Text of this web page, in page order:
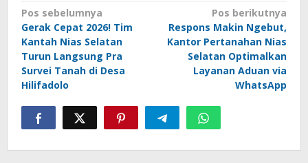
Navigasi
pos
Pos sebelumnya
Gerak Cepat 2026! Tim
Kantah Nias Selatan
Turun Langsung Pra
Survei Tanah di Desa
Hilifadolo
Pos berikutnya
Respons Makin Ngebut,
Kantor Pertanahan Nias
Selatan Optimalkan
Layanan Aduan via
WhatsApp